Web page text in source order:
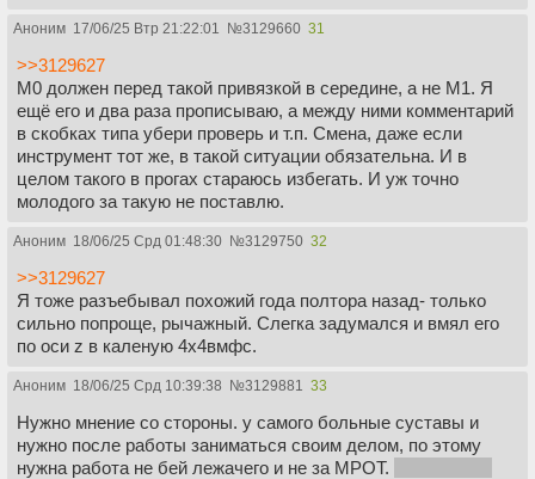
Аноним 17/06/25 Втр 21:22:01 №3129660 31
>>3129627
М0 должен перед такой привязкой в середине, а не М1. Я
ещё его и два раза прописываю, а между ними комментарий
в скобках типа убери проверь и т.п. Смена, даже если
инструмент тот же, в такой ситуации обязательна. И в
целом такого в прогах стараюсь избегать. И уж точно
молодого за такую не поставлю.
Аноним 18/06/25 Срд 01:48:30 №3129750 32
>>3129627
Я тоже разъебывал похожий года полтора назад- только
сильно попроще, рычажный. Слегка задумался и вмял его
по оси z в каленую 4х4вмфс.
Аноним 18/06/25 Срд 10:39:38 №3129881 33
Нужно мнение со стороны. у самого больные суставы и
нужно после работы заниматься своим делом, по этому
нужна работа не бей лежачего и не за МРОТ.